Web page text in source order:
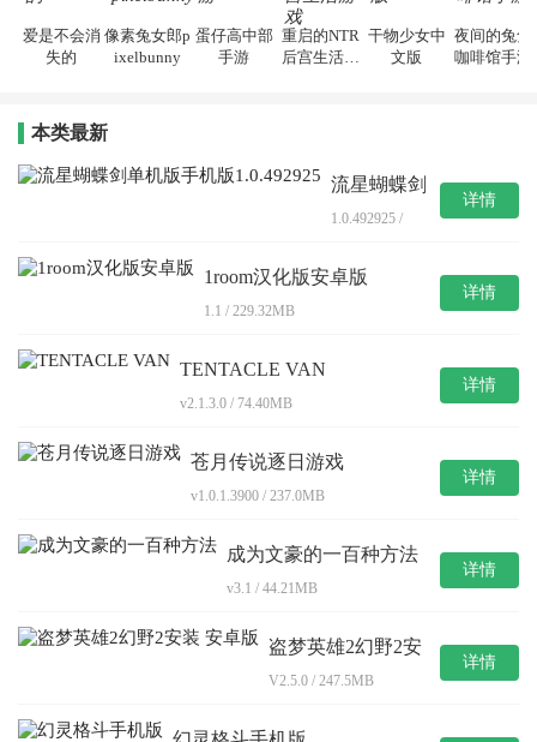
爱是不会消
失的
像素兔女郎p
ixelbunny
蛋仔高中部
手游
重启的NTR
后宫生活游
干物少女中
文版
夜间的兔兔
咖啡馆手游
本类最新
流星蝴蝶剑
版1.0.492925
1.0.492925 /
详情
1room汉化版安卓版
1.1 / 229.32MB
详情
TENTACLE VAN
v2.1.3.0 / 74.40MB
详情
苍月传说逐日游戏
v1.0.1.3900 / 237.0MB
详情
成为文豪的一百种方法
v3.1 / 44.21MB
详情
盗梦英雄2幻野2安
V2.5.0 / 247.5MB
详情